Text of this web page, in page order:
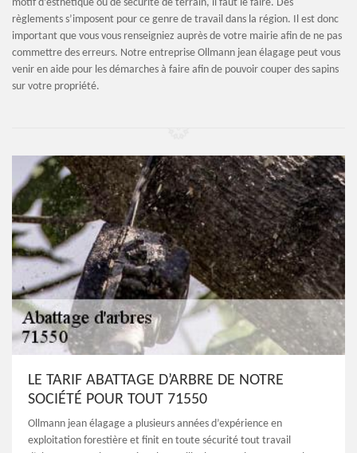
motif d’esthétique ou de sécurité de terrain, il faut le faire. Des
règlements s’imposent pour ce genre de travail dans la région. Il est donc
important que vous vous renseigniez auprès de votre mairie afin de ne pas
commettre des erreurs. Notre entreprise Ollmann jean élagage peut vous
venir en aide pour les démarches à faire afin de pouvoir couper des sapins
sur votre propriété.
LE TARIF ABATTAGE D’ARBRE DE NOTRE
SOCIÉTÉ POUR TOUT 71550
Ollmann jean élagage a plusieurs années d’expérience en
exploitation forestière et finit en toute sécurité tout travail